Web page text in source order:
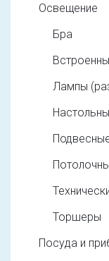
Освещение
Бра
Лампы
Торшеры
Посуда и